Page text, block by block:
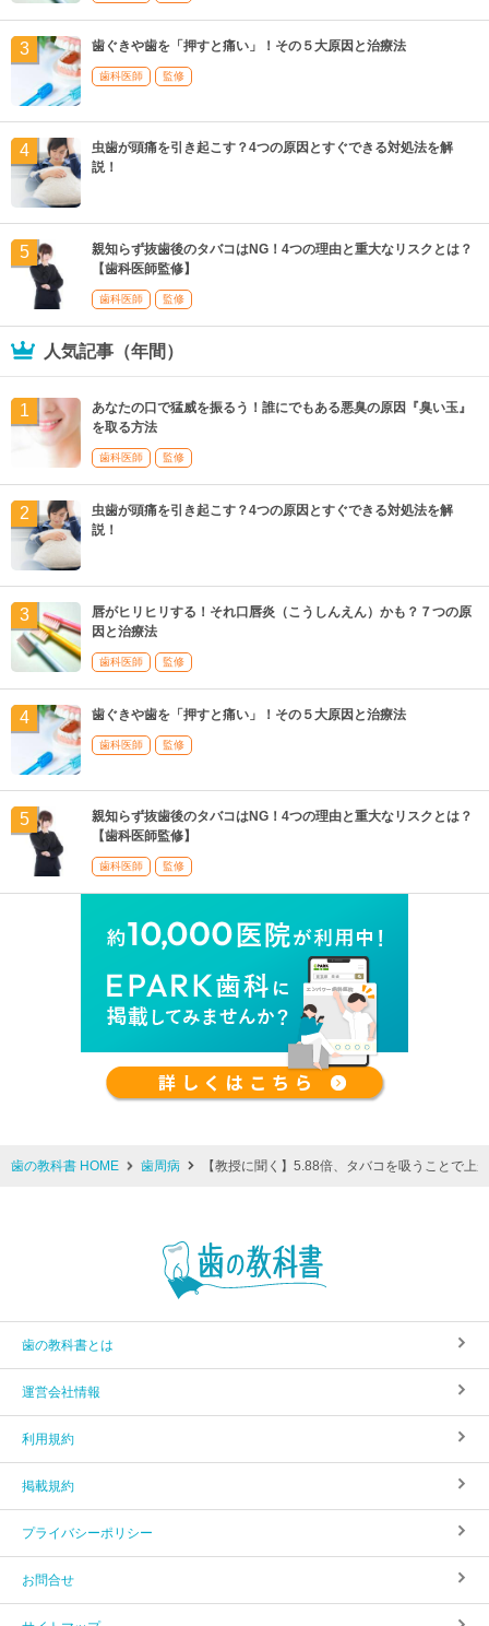
歯ぐきや歯を「押すと痛い」！その５大原因と治療法
歯科医師 監修
虫歯が頭痛を引き起こす？4つの原因とすぐできる対処法を解
説！
親知らず抜歯後のタバコはNG！4つの理由と重大なリスクとは？
【歯科医師監修】
歯科医師 監修
人気記事（年間）
あなたの口で猛威を振るう！誰にでもある悪臭の原因『臭い玉』
を取る方法
歯科医師 監修
虫歯が頭痛を引き起こす？4つの原因とすぐできる対処法を解
説！
唇がヒリヒリする！それ口唇炎（こうしんえん）かも？７つの原
因と治療法
歯科医師 監修
歯ぐきや歯を「押すと痛い」！その５大原因と治療法
歯科医師 監修
親知らず抜歯後のタバコはNG！4つの理由と重大なリスクとは？
【歯科医師監修】
歯科医師 監修
歯の教科書 HOME 歯周病 【教授に聞く】5.88倍、タバコを吸うことで上
歯の教科書とは
運営会社情報
利用規約
掲載規約
プライバシーポリシー
お問合せ